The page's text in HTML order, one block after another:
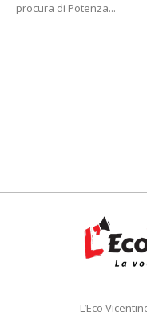
procura di Potenza...
L’Eco